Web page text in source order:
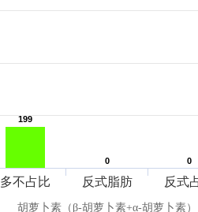
胡萝卜素（β-胡萝卜素+α-胡萝卜素
199
199
0
0 0
0
多不占比 反式脂肪 反式